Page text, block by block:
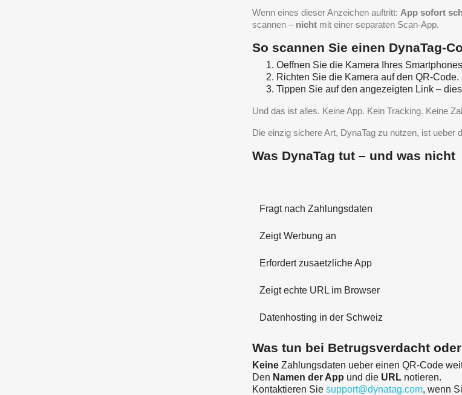
Wenn eines dieser Anzeichen auftritt: App sofort
scannen – nicht mit einer separaten Scan-App.
So scannen Sie einen DynaTag-
Oeffnen Sie die Kamera Ihres
Richten Sie die Kamera auf den QR-Code.
Tippen Sie auf den angezeigten Link –
Und das ist alles. Keine App. Kein Tracking. Keine
Die einzig sichere Art, DynaTag zu nutzen, ist ueber
Was DynaTag tut – und was nicht
Fragt nach Zahlungsdaten
Zeigt Werbung an
Erfordert zusaetzliche App
Zeigt echte URL im Browser
Datenhosting in der Schweiz
Was tun bei Betrugsverdacht
Keine Zahlungsdaten ueber einen QR-Code
Den Namen der App und die URL notieren.
Kontaktieren Sie support@dynatag.com, wenn